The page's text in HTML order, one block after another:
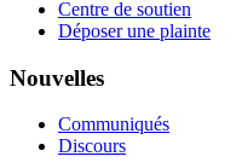
Centre de soutien
Déposer une plainte
Nouvelles
Communiqués
Discours